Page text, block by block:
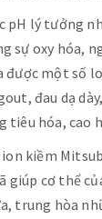
pH lý tưởng
sự oxy hóa,
được một số
đau dạ
tiêu hóa, cao
ion kiềm
giúp cơ thể
trung hòa